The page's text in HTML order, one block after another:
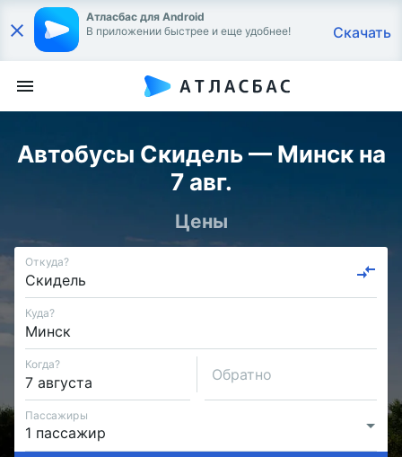
Атласбас для Android
В приложении быстрее и еще удобнее!
Скачать
Автобусы Скидель — Минск на
7 авг.
Цены
Откуда?
Куда?
Когда?
Обратно
Пассажиры